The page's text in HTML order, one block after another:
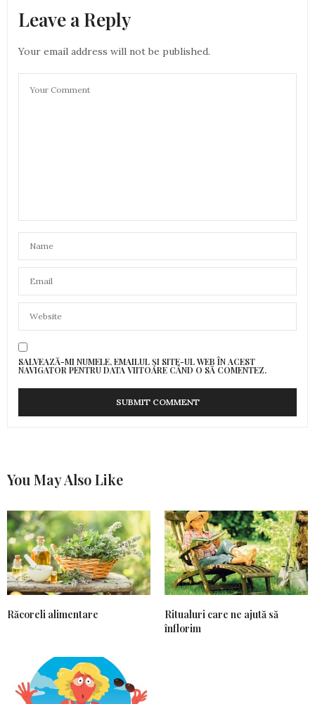
Leave a Reply
Your email address will not be published.
SALVEAZĂ-MI NUMELE, EMAILUL ȘI SITE-UL WEB ÎN ACEST
NAVIGATOR PENTRU DATA VIITOARE CÂND O SĂ COMENTEZ.
You May Also Like
Răcoreli alimentare
Ritualuri care ne ajută să
înflorim